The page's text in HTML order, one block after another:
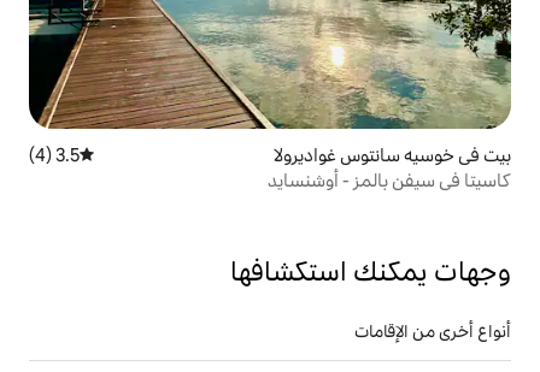
متوسط التقييم 3.5 من 5، 4 مراجعات
3.5 (4)